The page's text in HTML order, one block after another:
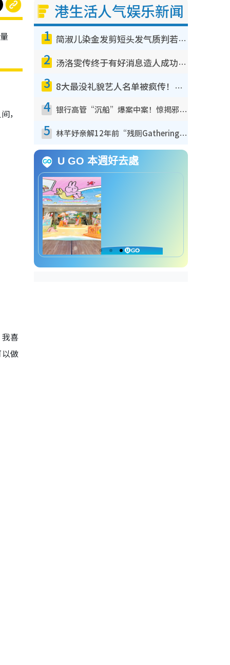
，
喜
做
港生活人气娱乐新闻
1 简淑儿染金发剪短头发气质判若两人！吓坏老公麦大力都认不出：“你做什么？”
2 汤洛雯传终于有好消息造人成功！两大细节曝孕味极浓引猜测：大肚婆先会咁！
3 8大最没礼貌艺人名单被疯传！网友揭发明星真面目，一致数落这一位是无品天花板？
4 银行高管“沉船”爆案中案！惊揭邪教洗脑操控卖淫被吞600万，幕后黑手讲多错多
5 林芊妤亲解12年前“残厕Gathering”真相！高层解约一句话重创尊严，至今拒返TVB
U GO 本週好去處